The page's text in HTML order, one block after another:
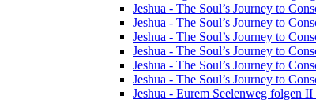
Jeshua - The Soul’s Journey to
Jeshua - The Soul’s Journey to
Jeshua - The Soul’s Journey to
Jeshua - The Soul’s Journey to
Jeshua - The Soul’s Journey to
Jeshua - The Soul’s Journey to
Jeshua - Eurem Seelenweg folgen